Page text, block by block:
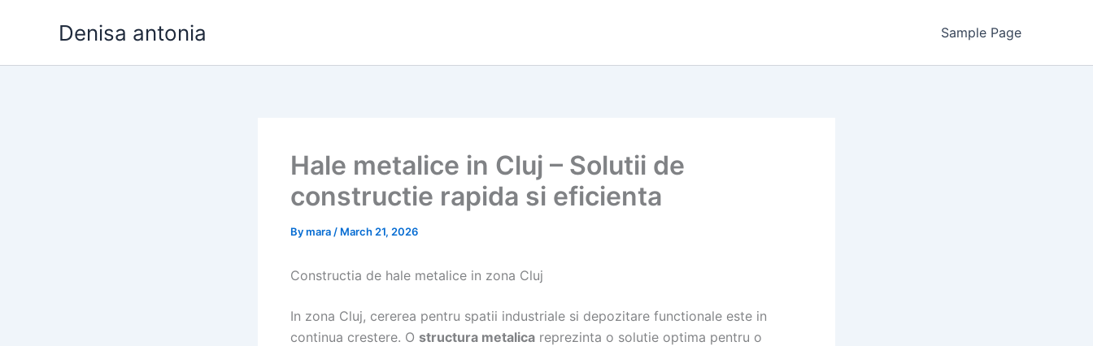
Denisa antonia Sample Page
Hale metalice in Cluj – Solutii de
constructie rapida si eficienta
Bymara / March 21, 2026
Constructia de hale metalice in zona Cluj
In zona Cluj, cererea pentru spatii industriale si depozitare functionale este in
continua crestere. O structura metalica reprezinta o solutie optima pentru o